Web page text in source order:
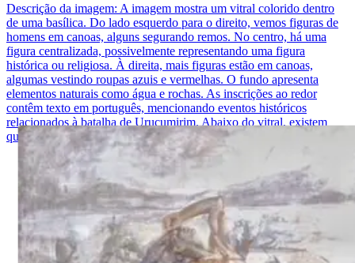
Descrição da imagem: A imagem mostra um vitral colorido dentro
de uma basílica. Do lado esquerdo para o direito, vemos figuras de
homens em canoas, alguns segurando remos. No centro, há uma
figura centralizada, possivelmente representando uma figura
histórica ou religiosa. À direita, mais figuras estão em canoas,
algumas vestindo roupas azuis e vermelhas. O fundo apresenta
elementos naturais como água e rochas. As inscrições ao redor
contêm texto em português, mencionando eventos históricos
relacionados à batalha de Uruçumirim. Abaixo do vitral, existem
quatro arcos decorativos com símbolos e textos emoldurados.